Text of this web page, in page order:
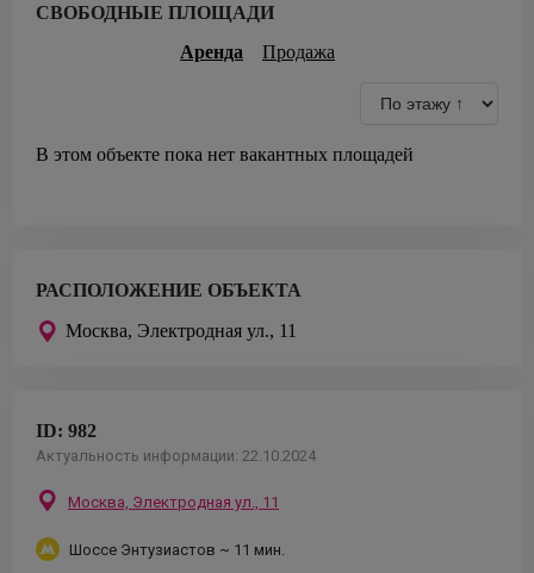
СВОБОДНЫЕ ПЛОЩАДИ
Аренда
Продажа
В этом объекте пока нет вакантных площадей
РАСПОЛОЖЕНИЕ ОБЪЕКТА
Москва, Электродная ул., 11
ID: 982
Актуальность информации: 22.10.2024
Москва, Электродная ул., 11
Шоссе Энтузиастов ~ 11 мин.